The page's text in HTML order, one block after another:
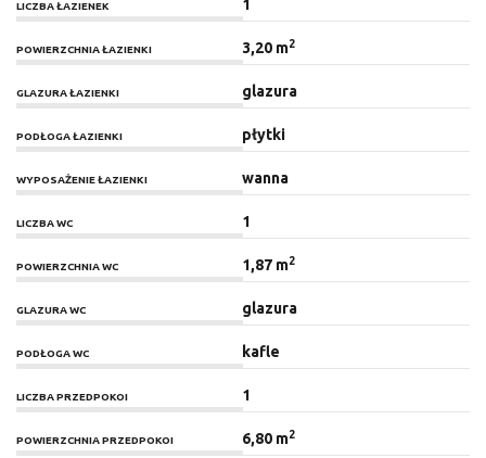
LICZBA ŁAZIENEK 1
POWIERZCHNIA ŁAZIENKI 3,20 m2
GLAZURA ŁAZIENKI glazura
PODŁOGA ŁAZIENKI płytki
WYPOSAŻENIE ŁAZIENKI wanna
LICZBA WC 1
POWIERZCHNIA WC 1,87 m2
GLAZURA WC glazura
PODŁOGA WC kafle
LICZBA PRZEDPOKOI 1
POWIERZCHNIA PRZEDPOKOI 6,80 m2